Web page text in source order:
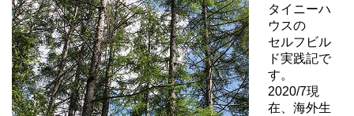
タイニーハ
ウスの
セルフビル
ド実践記で
す。
2020/7現
在、海外生